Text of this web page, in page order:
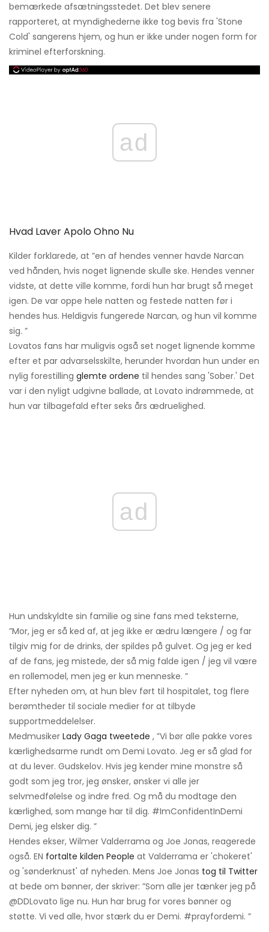
bemærkede afsætningsstedet. Det blev senere
rapporteret, at myndighederne ikke tog bevis fra 'Stone
Cold' sangerens hjem, og hun er ikke under nogen form for
kriminel efterforskning.
ad
Hvad Laver Apolo Ohno Nu
Kilder forklarede, at ”en af ​​hendes venner havde Narcan
ved hånden, hvis noget lignende skulle ske. Hendes venner
vidste, at dette ville komme, fordi hun har brugt så meget
igen. De var oppe hele natten og festede natten før i
hendes hus. Heldigvis fungerede Narcan, og hun vil komme
sig. ”
Lovatos fans har muligvis også set noget lignende komme
efter et par advarselsskilte, herunder hvordan hun under en
nylig forestilling glemte ordene til hendes sang 'Sober.' Det
var i den nyligt udgivne ballade, at Lovato indrømmede, at
hun var tilbagefald efter seks års ædruelighed.
ad
Hun undskyldte sin familie og sine fans med teksterne,
”Mor, jeg er så ked af, at jeg ikke er ædru længere / og far
tilgiv mig for de drinks, der spildes på gulvet. Og jeg er ked
af de fans, jeg mistede, der så mig falde igen / jeg vil være
en rollemodel, men jeg er kun menneske. ”
Efter nyheden om, at hun blev ført til hospitalet, tog flere
berømtheder til sociale medier for at tilbyde
supportmeddelelser.
Medmusiker Lady Gaga tweetede , ”Vi bør alle pakke vores
kærlighedsarme rundt om Demi Lovato. Jeg er så glad for
at du lever. Gudskelov. Hvis jeg kender mine monstre så
godt som jeg tror, ​​jeg ønsker, ønsker vi alle jer
selvmedfølelse og indre fred. Og må du modtage den
kærlighed, som mange har til dig. #ImConfidentInDemi
Demi, jeg elsker dig. ”
Hendes ekser, Wilmer Valderrama og Joe Jonas, reagerede
også. EN fortalte kilden People at Valderrama er 'chokeret'
og 'sønderknust' af nyheden. Mens Joe Jonas tog til Twitter
at bede om bønner, der skriver: ”Som alle jer tænker jeg på
@DDLovato lige nu. Hun har brug for vores bønner og
støtte. Vi ved alle, hvor stærk du er Demi. #prayfordemi. ”